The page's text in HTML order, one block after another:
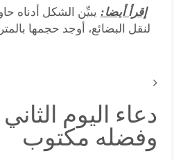
إقرأ أيضا: يبيِّن الشكل أدناه
لنقل البضائع، أوجد حجمها
دعاء اليوم
وفضله مكتوب